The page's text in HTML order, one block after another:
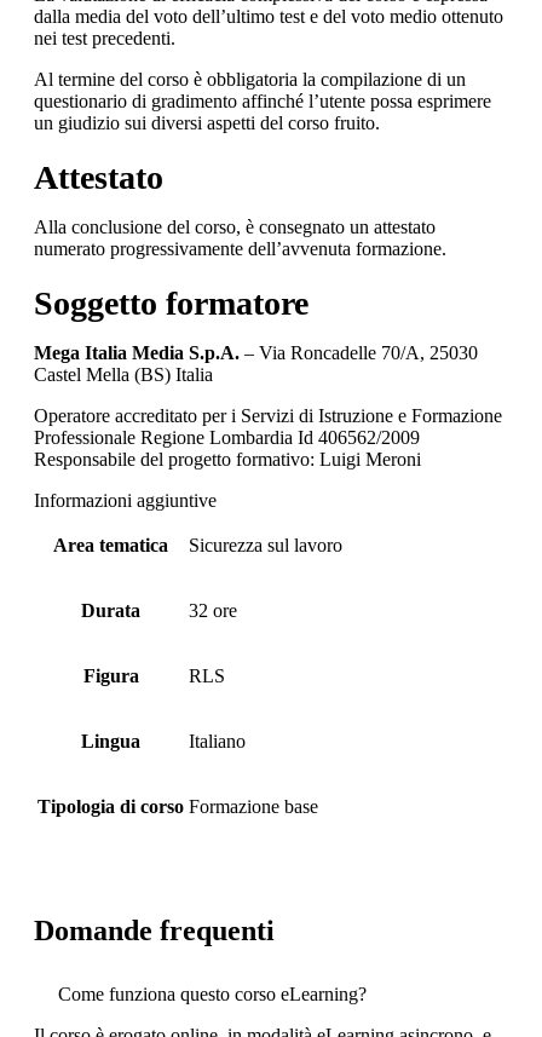
dalla media del voto dell’ultimo test e del voto medio ottenuto
nei test precedenti.
Al termine del corso è obbligatoria la compilazione di un
questionario di gradimento affinché l’utente possa esprimere
un giudizio sui diversi aspetti del corso fruito.
Attestato
Alla conclusione del corso, è consegnato un attestato
numerato progressivamente dell’avvenuta formazione.
Soggetto formatore
Mega Italia Media S.p.A. – Via Roncadelle 70/A, 25030
Castel Mella (BS) Italia
Operatore accreditato per i Servizi di Istruzione e Formazione
Professionale Regione Lombardia Id 406562/2009
Responsabile del progetto formativo: Luigi Meroni
Informazioni aggiuntive
Area tematica Sicurezza sul lavoro
Durata 32 ore
Figura RLS
Lingua Italiano
Tipologia di corso Formazione base
Domande frequenti
Come funziona questo corso eLearning?